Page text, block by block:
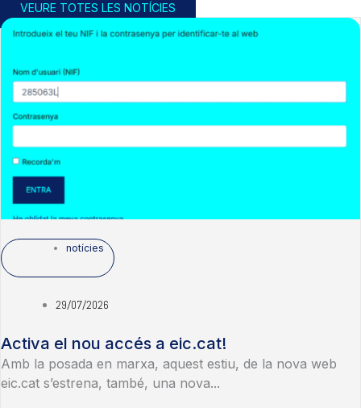
VEURE TOTES LES NOTÍCIES
notícies
29/07/2026
Activa el nou accés a eic.cat!
Amb la posada en marxa, aquest estiu, de la nova web
eic.cat s’estrena, també, una nova...